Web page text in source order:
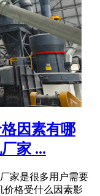
因素有哪
家 ...
家是很多用户需要
价格受什么因素影